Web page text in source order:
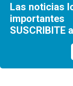
Las noticias
importantes
SUSCRIBITE